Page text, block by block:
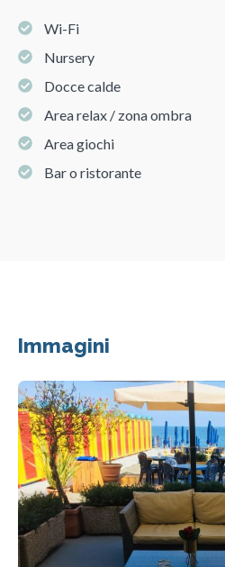
Wi-Fi
Nursery
Docce calde
Area relax / zona ombra
Area giochi
Bar o ristorante
Immagini